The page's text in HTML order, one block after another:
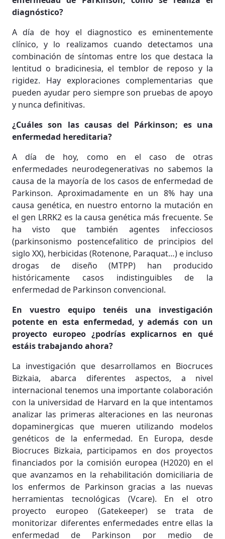
diagnóstico?
A día de hoy el diagnostico es eminentemente
clínico, y lo realizamos cuando detectamos una
combinación de síntomas entre los que destaca la
lentitud o bradicinesia, el temblor de reposo y la
rigidez. Hay exploraciones complementarias que
pueden ayudar pero siempre son pruebas de apoyo
y nunca definitivas.
¿Cuáles son las causas del Párkinson; es una
enfermedad hereditaria?
A día de hoy, como en el caso de otras
enfermedades neurodegenerativas no sabemos la
causa de la mayoría de los casos de enfermedad de
Parkinson. Aproximadamente en un 8% hay una
causa genética, en nuestro entorno la mutación en
el gen LRRK2 es la causa genética más frecuente. Se
ha visto que también agentes infecciosos
(parkinsonismo postencefalitico de principios del
siglo XX), herbicidas (Rotenone, Paraquat…) e incluso
drogas de diseño (MTPP) han producido
históricamente casos indistinguibles de la
enfermedad de Parkinson convencional.
En vuestro equipo tenéis una investigación
potente en esta enfermedad, y además con un
proyecto europeo ¿podrías explicarnos en qué
estáis trabajando ahora?
La investigación que desarrollamos en Biocruces
Bizkaia, abarca diferentes aspectos, a nivel
internacional tenemos una importante colaboración
con la universidad de Harvard en la que intentamos
analizar las primeras alteraciones en las neuronas
dopaminergicas que mueren utilizando modelos
genéticos de la enfermedad. En Europa, desde
Biocruces Bizkaia, participamos en dos proyectos
financiados por la comisión europea (H2020) en el
que avanzamos en la rehabilitación domiciliaria de
los enfermos de Parkinson gracias a las nuevas
herramientas tecnológicas (Vcare). En el otro
proyecto europeo (Gatekeeper) se trata de
monitorizar diferentes enfermedades entre ellas la
enfermedad de Parkinson por medio de